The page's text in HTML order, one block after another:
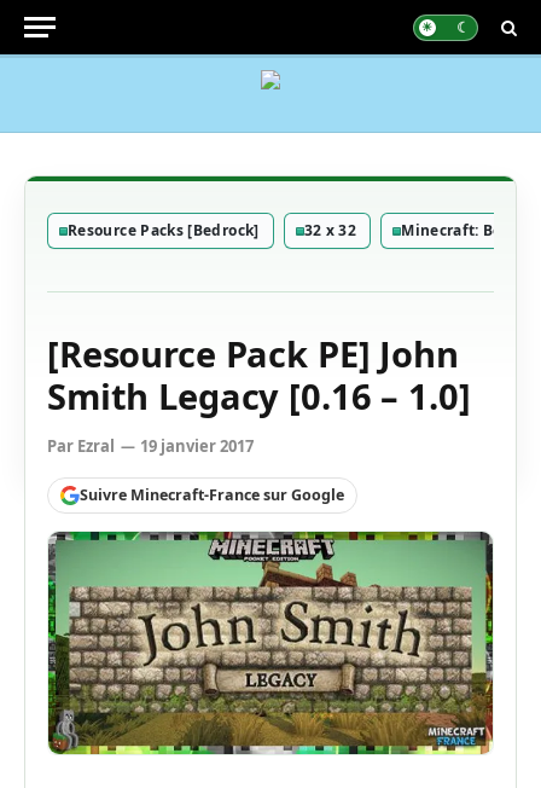
Resource Packs [Bedrock] 32 x 32 Minecraft:
[Resource Pack PE] John
Smith Legacy [0.16 – 1.0]
Par Ezral 19 janvier 2017
Suivre Minecraft-France sur Google